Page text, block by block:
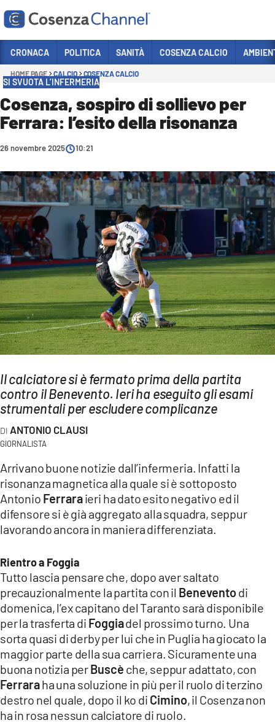
Sezioni
POLITICA
ITALIA MONDO
SANITÀ
SPORT
CULTURA
AMBIENTE
Streaming
LAC TV
LAC NETWORK
LAC ONAIR
LaC
LACPLAY.IT
LACTV.IT
LACONAIR.IT
LACITYMAG.IT
ILREGGINO.IT
ILVIBONESE.IT
CATANZAROCHANNEL.IT
LACAPITALENEWS.IT
App
ANDROID
APPLE
CRONACA POLITICA SANITÀ COSENZA CALCIO
HOME PAGE CALCIO COSENZA CALCIO
SI SVUOTA L’INFERMERIA
Cosenza, sospiro di sollievo per
Ferrara: l’esito della risonanza
26 novembre 2025 10:21
Il calciatore si è fermato prima della partita
contro il Benevento. Ieri ha eseguito gli esami
strumentali per escludere complicanze
ANTONIO CLAUSI
GIORNALISTA
Arrivano buone notizie dall’infermeria. Infatti la
risonanza magnetica alla quale si è sottoposto
Antonio Ferraraieri ha dato esito negativo ed il
difensore si è già aggregato alla squadra, seppur
lavorando ancora in maniera differenziata.
Rientro a Foggia
Tutto lascia pensare che, dopo aver saltato
precauzionalmente la partita con il Beneventodi
domenica, l’ex capitano del Taranto sarà disponibile
per la trasferta di Foggiadel prossimo turno. Una
sorta quasi di derby per lui che in Puglia ha giocato la
maggior parte della sua carriera. Sicuramente una
buona notizia perBuscè che, seppur adattato, con
Ferraraha una soluzione in più per il ruolo di terzino
destro nel quale, dopo il ko di Cimino, il Cosenza non
ha in rosa nessun calciatore di ruolo.